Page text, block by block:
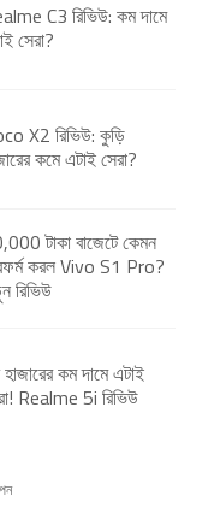
C3 রিভিউ: কম দামে
সেরা?
X2 রিভিউ: কুড়ি
কমে এটাই সেরা?
টাকা বাজেটে কেমন
করল Vivo S1 Pro?
রিভিউ
কম দামে এটাই
Realme 5i রিভিউ